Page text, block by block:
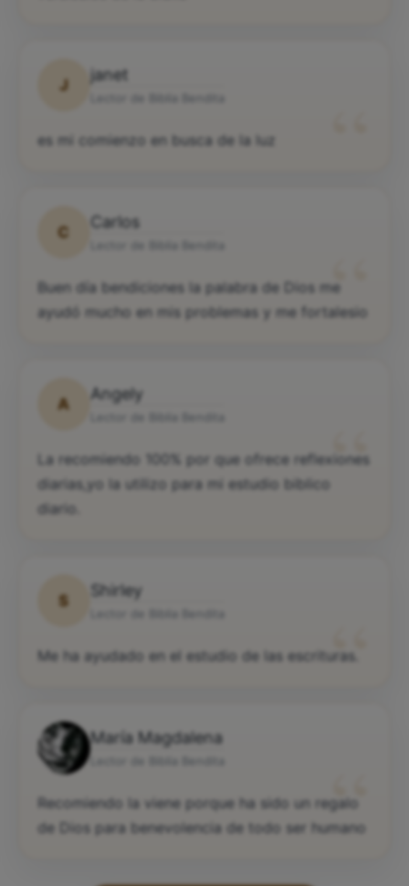
J
janet
es mi comienzo en busca de la luz
C
Carlos
“
Buen día bendiciones la palabra de Dios me
ayudó mucho en mis problemas y me fortalesio
A
Angely
“
La recomiendo 100% por que ofrece reflexiones
diarias,yo la utilizo para mi estudio biblico
diario.
S
Shirley
“
Me ha ayudado en el estudio de las escrituras.
María Magdalena
“
Recomiendo la viene porque ha sido un regalo
de Dios para benevolencia de todo ser humano